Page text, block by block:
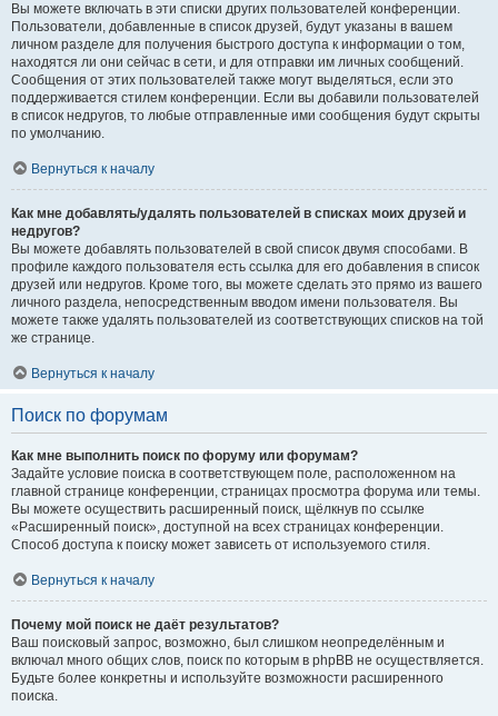
Вы можете включать в эти списки других пользователей конференции.
Пользователи, добавленные в список друзей, будут указаны в вашем
личном разделе для получения быстрого доступа к информации о том,
находятся ли они сейчас в сети, и для отправки им личных сообщений.
Сообщения от этих пользователей также могут выделяться, если это
поддерживается стилем конференции. Если вы добавили пользователей
в список недругов, то любые отправленные ими сообщения будут скрыты
по умолчанию.
Вернуться к началу
Как мне добавлять/удалять пользователей в списках моих друзей и
недругов?
Вы можете добавлять пользователей в свой список двумя способами. В
профиле каждого пользователя есть ссылка для его добавления в список
друзей или недругов. Кроме того, вы можете сделать это прямо из вашего
личного раздела, непосредственным вводом имени пользователя. Вы
можете также удалять пользователей из соответствующих списков на той
же странице.
Вернуться к началу
Поиск по форумам
Как мне выполнить поиск по форуму или форумам?
Задайте условие поиска в соответствующем поле, расположенном на
главной странице конференции, страницах просмотра форума или темы.
Вы можете осуществить расширенный поиск, щёлкнув по ссылке
«Расширенный поиск», доступной на всех страницах конференции.
Способ доступа к поиску может зависеть от используемого стиля.
Вернуться к началу
Почему мой поиск не даёт результатов?
Ваш поисковый запрос, возможно, был слишком неопределённым и
включал много общих слов, поиск по которым в phpBB не осуществляется.
Будьте более конкретны и используйте возможности расширенного
поиска.